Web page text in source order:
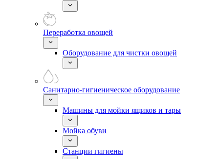
Переработка овощей
Оборудование для чистки овощей
Санитарно-гигиеническое оборудование
Машины для мойки ящиков и тары
Мойка обуви
Станции гигиены